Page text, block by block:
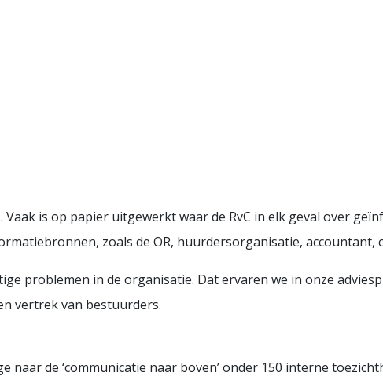
is op papier uitgewerkt waar de RvC in elk geval over
zoals de OR, huurdersorganisatie, accountant,
problemen in de organisatie. Dat ervaren we in onze
vertrek van bestuurders.
naar de ‘communicatie naar boven’ onder 150 interne